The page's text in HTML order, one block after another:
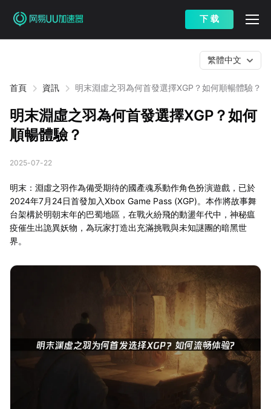
下 载
首頁 資訊 明末淵虛之羽為何首發選擇XGP？如何順暢體驗？
繁體中文
明末淵虛之羽為何首發選擇XGP？如何
順暢體驗？
2025-07-22
明末：淵虛之羽作為備受期待的國產魂系動作角色扮演遊戲，已於
2024年7月24日首發加入Xbox Game Pass (XGP)。本作將故事舞
台架構於明朝末年的巴蜀地區，在戰火紛飛的動盪年代中，神秘瘟
疫催生出詭異妖物，為玩家打造出充滿挑戰與未知謎團的暗黑世
界。